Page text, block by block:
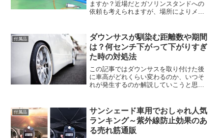
ますか？近場だとガソリンスタンドへの
依頼も考えられますが、場所によりメリ
です。ちょっと料金は高いですがね。今
回の記事では どのガソ...
付属品
ダウンサスが馴染む距離数や期間
は？何センチ下がって下がりすぎ
た時の対処法
この記事ではダウンサスを取り付けた後
に車高がどれくらい変わるのか、いつそ
れが発生するのか解説していこうと思い
ろんメーカーによりますが、意外と想像
しているよりよっぽど早く...
付属品
サンシェード車用でおしゃれ人気
ランキング～紫外線防止効果のあ
る売れ筋通販